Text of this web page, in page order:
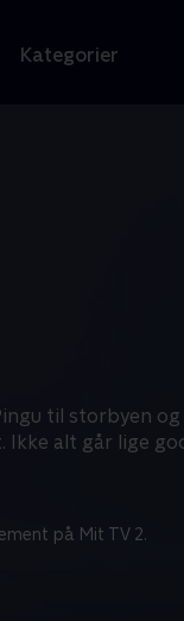
Kategorier
til storbyen og
Ikke alt går lige
på Mit TV 2.